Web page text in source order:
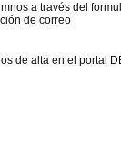
a través del
de correo
de alta en el portal